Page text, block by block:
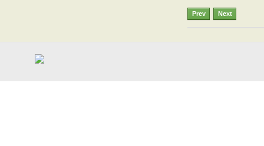
Prev Next